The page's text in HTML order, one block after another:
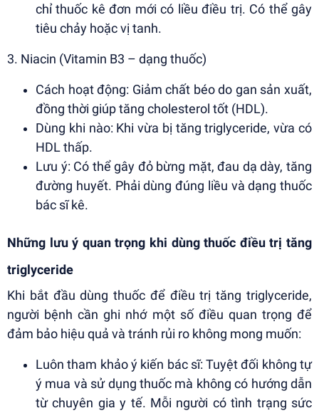
chỉ thuốc kê đơn mới có liều điều trị. Có thể gây
tiêu chảy hoặc vị tanh.
3. Niacin (Vitamin B3 – dạng thuốc)
Cách hoạt động: Giảm chất béo do gan sản xuất,
đồng thời giúp tăng cholesterol tốt (HDL).
Dùng khi nào: Khi vừa bị tăng triglyceride, vừa có
HDL thấp.
Lưu ý: Có thể gây đỏ bừng mặt, đau dạ dày, tăng
đường huyết. Phải dùng đúng liều và dạng thuốc
bác sĩ kê.
Những lưu ý quan trọng khi dùng thuốc điều trị tăng
triglyceride
Khi bắt đầu dùng thuốc để điều trị tăng triglyceride,
người bệnh cần ghi nhớ một số điều quan trọng để
đảm bảo hiệu quả và tránh rủi ro không mong muốn:
Luôn tham khảo ý kiến bác sĩ: Tuyệt đối không tự
ý mua và sử dụng thuốc mà không có hướng dẫn
từ chuyên gia y tế. Mỗi người có tình trạng sức